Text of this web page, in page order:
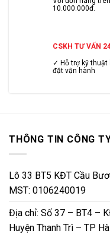
10.000.000đ.
CSKH TƯ VẤN
✓ Hỗ trợ kỹ thuật
đặt vận hành
THÔNG TIN CÔNG
Lô 33 BT5 KĐT Cầu
MST: 0106240019
Địa chỉ: Số 37 – BT4 –
Huyện Thanh Trì – TP